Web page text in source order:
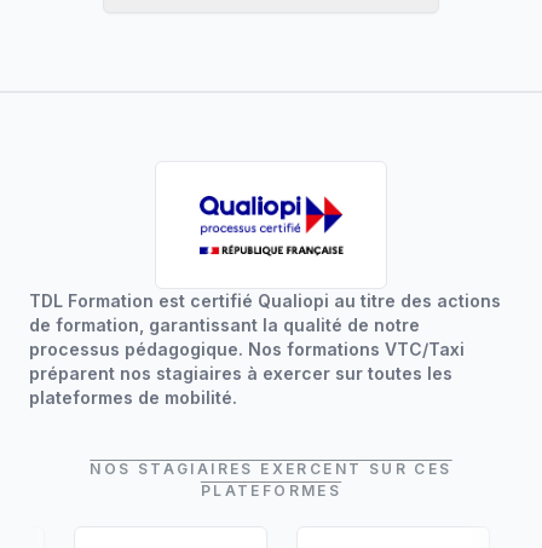
TDL Formation est certifié Qualiopi au titre des actions
de formation, garantissant la qualité de notre
processus pédagogique. Nos formations VTC/Taxi
préparent nos stagiaires à exercer sur toutes les
plateformes de mobilité.
NOS STAGIAIRES EXERCENT SUR CES
PLATEFORMES